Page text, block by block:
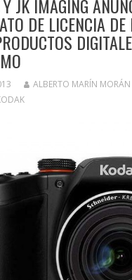
JK IMAGING
DE LICENCIA
ALBERTO MARÍN MORÁN